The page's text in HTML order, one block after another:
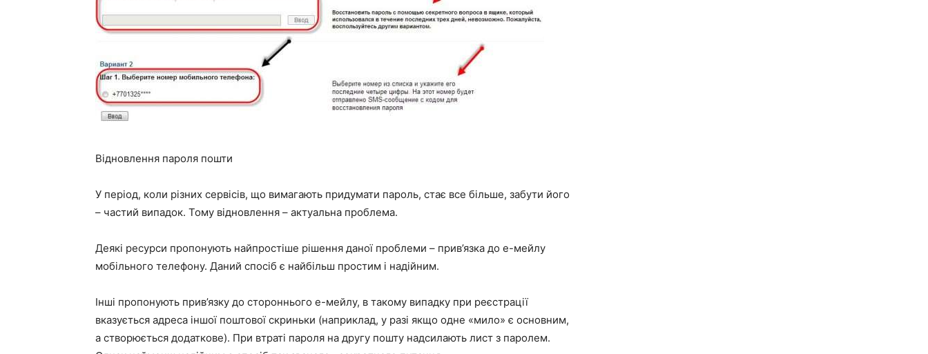
Відновлення пароля пошти
У період, коли різних сервісів, що вимагають придумати пароль, стає все більше, забути його
– частий випадок. Тому відновлення – актуальна проблема.
Деякі ресурси пропонують найпростіше рішення даної проблеми – прив’язка до е-мейлу
мобільного телефону. Даний спосіб є найбільш простим і надійним.
Інші пропонують прив’язку до стороннього е-мейлу, в такому випадку при реєстрації
вказується адреса іншої поштової скриньки (наприклад, у разі якщо одне «мило» є основним,
а створюється додаткове). При втраті пароля на другу пошту надсилають лист з паролем.